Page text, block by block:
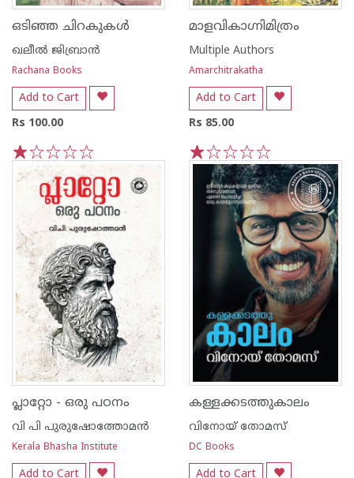
ഒടിഞ്ഞ ചിറകുകൾ
ഖലീല്‍ ജിബ്രാന്‍
Rachana Books
Add to Cart
Rs 100.00
5
4
3
മാളവികാഗ്നിമിത്രം
Multiple Authors
Amarchitrakatha
Add to Cart
Rs 85.00
5
4
3
2
1
പ്ലാറ്റോ - ഒരു പഠനം
വി പി പുരുഷോത്തോമന്‍
Kerala Bhasha Institute
Add to Cart
കള്ളക്കടത്തുകാലം
വിനോയ് തോമസ്
DC Books
Add to Cart